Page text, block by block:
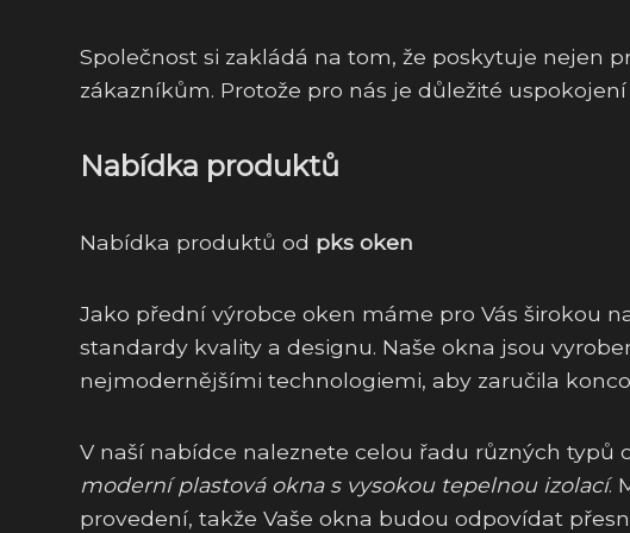
Společnost si zakládá na tom, že poskytuje nejen
zákazníkům. Protože pro nás je důležité
Nabídka produktů
Nabídka produktů od pks oken
Jako přední výrobce oken máme pro Vás širokou
standardy kvality a designu. Naše okna jsou
nejmodernějšími technologiemi, aby zaručila
V naší nabídce naleznete celou řadu různých typů
moderní plastová okna s vysokou tepelnou izolací.
provedení, takže Vaše okna budou odpovídat